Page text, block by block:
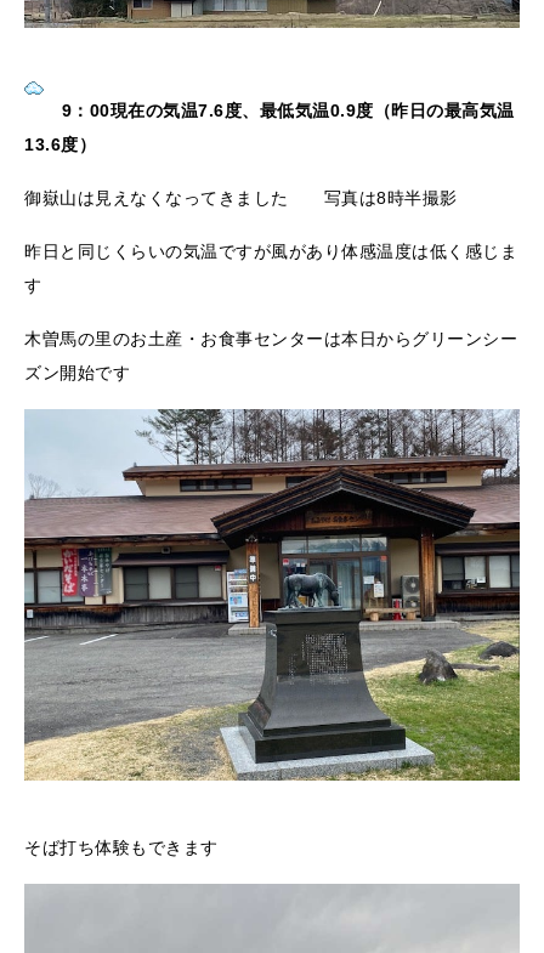
9：00現在の気温7.6度、最低気温0.9度（昨日の最高気温
13.6度）
御嶽山は見えなくなってきました 写真は8時半撮影
昨日と同じくらいの気温ですが風があり体感温度は低く感じま
す
木曽馬の里のお土産・お食事センターは本日からグリーンシー
ズン開始です
そば打ち体験もできます